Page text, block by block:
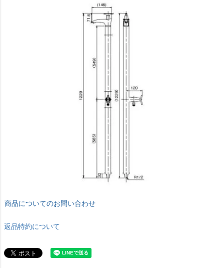
商品についてのお問い合わせ
返品特約について